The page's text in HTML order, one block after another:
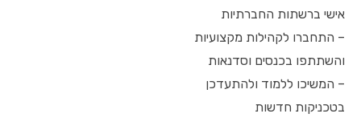
אישי ברשתות החברתיות
– התחברו לקהילות מקצועיות
והשתתפו בכנסים וסדנאות
– המשיכו ללמוד ולהתעדכן
בטכניקות חדשות